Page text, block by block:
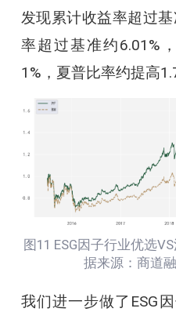
发现累计收益率超过
率超过基准约6.01%
1%，夏普比率约提高
图11 ESG因子行业优选
据来源：商道融
我们进一步做了ESG